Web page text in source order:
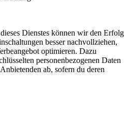
Dienstes können wir den Erfolg
besser nachvollziehen,
optimieren. Dazu
personenbezogenen Daten
ab, sofern du deren